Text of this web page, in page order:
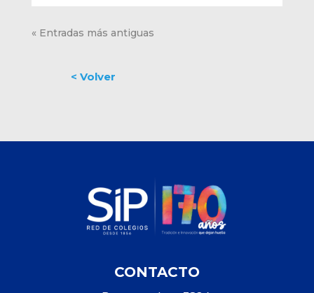
« Entradas más antiguas
CONTACTO